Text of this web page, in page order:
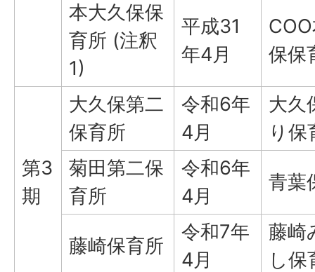
本大久保保
育所 (注釈
1)
平成31
年4月
保保
第3
期
大久保第二
保育所
令和6年
4月
大久
り保
菊田第二保
育所
令和6年
4月
青葉
藤崎保育所
令和7年
4月
藤崎
し保